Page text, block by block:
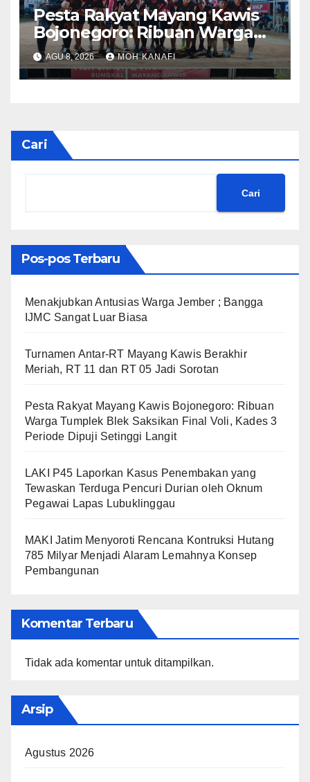
​Pesta Rakyat Mayang Kawis
Bojonegoro: Ribuan Warga
Tumplek Blek Saksikan Final
Voli, Kades 3 Periode Dipuji
Setinggi Langit
AGU 8, 2026 MOH KANAFI
Cari
Cari
Pos-pos Terbaru
Menakjubkan Antusias Warga Jember ; Bangga
IJMC Sangat Luar Biasa
Turnamen Antar-RT Mayang Kawis Berakhir
Meriah, RT 11 dan RT 05 Jadi Sorotan
​Pesta Rakyat Mayang Kawis Bojonegoro: Ribuan
Warga Tumplek Blek Saksikan Final Voli, Kades 3
Periode Dipuji Setinggi Langit
LAKI P45 Laporkan Kasus Penembakan yang
Tewaskan Terduga Pencuri Durian oleh Oknum
Pegawai Lapas Lubuklinggau
MAKI Jatim Menyoroti Rencana Kontruksi Hutang
785 Milyar Menjadi Alaram Lemahnya Konsep
Pembangunan
Komentar Terbaru
Tidak ada komentar untuk ditampilkan.
Arsip
Agustus 2026